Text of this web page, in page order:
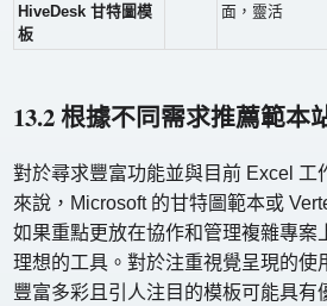
HiveDesk 甘特圖模
板
面，靈活
13.2 根據不同需求推薦範本
對於尋求豐富功能並與目前 Excel 工
來說，Microsoft 的甘特圖範本或
如果重點更放在協作和管理複雜專案
理想的工具。對於注重視覺呈現的使
豐富多彩且引人注目的模板可能具有